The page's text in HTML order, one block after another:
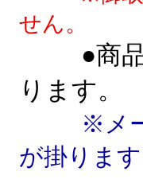
せん。
●商
ります。
※メ
が掛りま